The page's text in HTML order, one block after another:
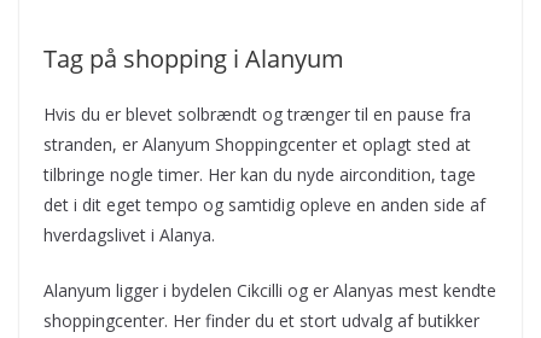
Tag på shopping i Alanyum
Hvis du er blevet solbrændt og trænger til en pause fra
stranden, er Alanyum Shoppingcenter et oplagt sted at
tilbringe nogle timer. Her kan du nyde aircondition, tage
det i dit eget tempo og samtidig opleve en anden side af
hverdagslivet i Alanya.
Alanyum ligger i bydelen Cikcilli og er Alanyas mest kendte
shoppingcenter. Her finder du et stort udvalg af butikker